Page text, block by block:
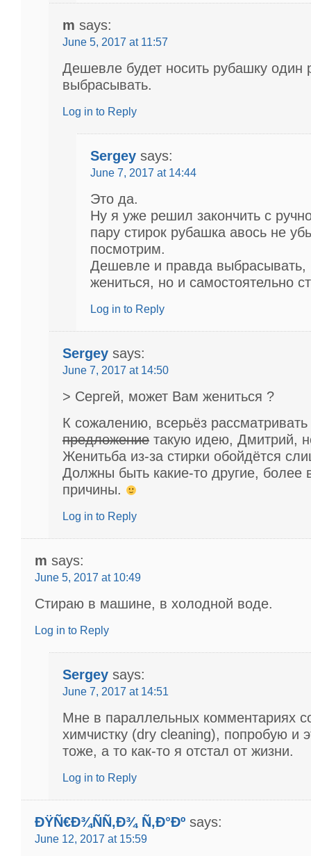
m says:
June 5, 2017 at 11:57
Дешевле будет носить рубашку один
выбрасывать.
Log in to Reply
Sergey says:
June 7, 2017 at 14:44
Это да.
Ну я уже решил закончить с
пару стирок рубашка авось не
посмотрим.
Дешевле и правда выбрасывать,
жениться, но и самостоятельно
Log in to Reply
Sergey says:
June 7, 2017 at 14:50
> Сергей, может Вам жениться ?
К сожалению, всерьёз рассматривать
предложение такую идею, Дмитрий,
Женитьба из-за стирки обойдётся
Должны быть какие-то другие, более
причины.
Log in to Reply
m says:
June 5, 2017 at 10:49
Стираю в машине, в холодной воде.
Log in to Reply
Sergey says:
June 7, 2017 at 14:51
Мне в параллельных комментариях
химчистку (dry cleaning), попробую и
тоже, а то как-то я отстал от жизни.
Log in to Reply
ÐŸÑ€Ð¾ÑÑ‚Ð¾ Ñ‚Ð°Ðº says:
June 12, 2017 at 15:59